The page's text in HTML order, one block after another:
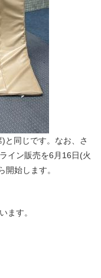
と同じです。なお、さ
イン販売を6月16日(火
始します。
ます。